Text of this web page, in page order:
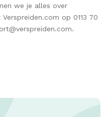
we je alles over
op 0113 70